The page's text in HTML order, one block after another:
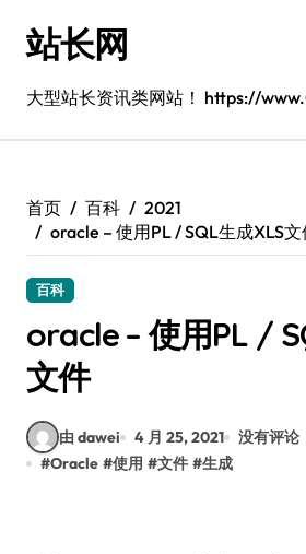
站长网
大型站长资讯类网站！ https://
首页 百科
2021
oracle – 使用PL / SQL生成XLS文
百科
oracle – 使用PL /
文件
由 dawei 4 月 25, 2021
没有评论
#Oracle #使用 #文件 #生成